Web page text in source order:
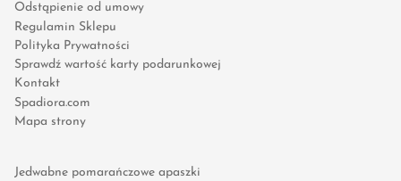
Odstąpienie od umowy
Regulamin Sklepu
Polityka Prywatności
Sprawdź wartość karty podarunkowej
Kontakt
Spadiora.com
Mapa strony
Jedwabne pomarańczowe apaszki